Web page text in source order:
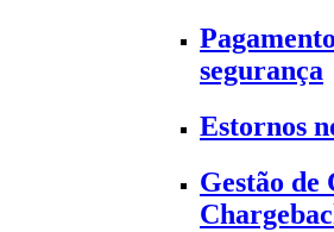
segurança
Estornos
Gestão de